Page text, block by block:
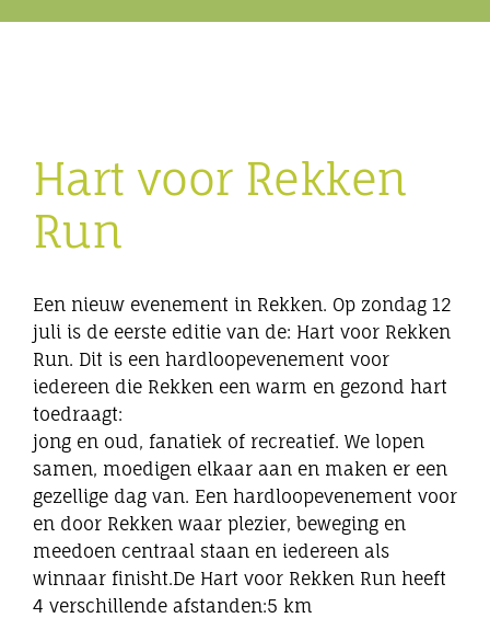
Eibergen onderneemt
Winkels
Bedrijven
Hart voor Rekken
Run
Een nieuw evenement in Rekken. Op zondag 12
juli is de eerste editie van de: Hart voor Rekken
Run. Dit is een hardloopevenement voor
iedereen die Rekken een warm en gezond hart
toedraagt:
jong en oud, fanatiek of recreatief. We lopen
samen, moedigen elkaar aan en maken er een
gezellige dag van. Een hardloopevenement voor
en door Rekken waar plezier, beweging en
meedoen centraal staan en iedereen als
winnaar finisht.De Hart voor Rekken Run heeft
4 verschillende afstanden:5 km